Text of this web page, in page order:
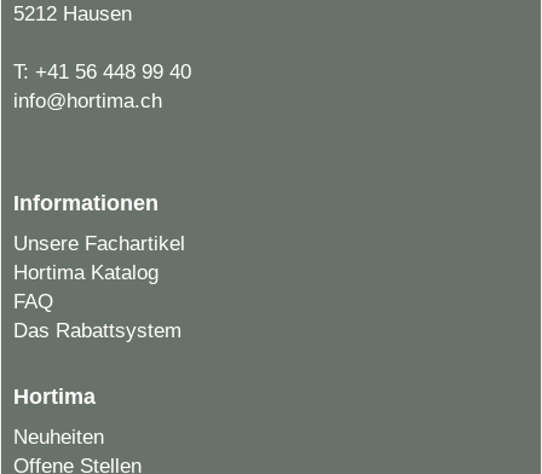
5212 Hausen
T: +41 56 448 99 40
info@hortima.ch
Informationen
Unsere Fachartikel
Hortima Katalog
FAQ
Das Rabattsystem
Hortima
Neuheiten
Offene Stellen